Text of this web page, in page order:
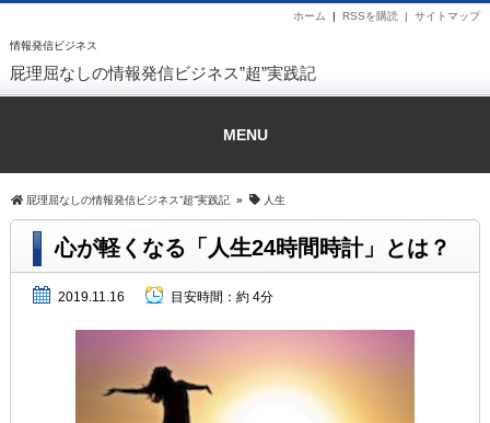
情報発信ビジネス
サイトマップ
RSSを購読 |
ホーム |
屁理屈なしの情報発信ビジネス”超”実践記
MENU
屁理屈なしの情報発信ビジネス”超”実践記 » 人生
心が軽くなる「人生24時間時計」とは？
2019.11.16 目安時間： 約 4分